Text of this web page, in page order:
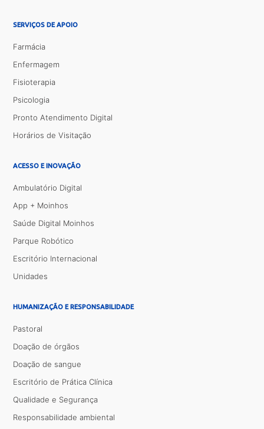
SERVIÇOS DE APOIO
Farmácia
Enfermagem
Fisioterapia
Psicologia
Pronto Atendimento Digital
Horários de Visitação
ACESSO E INOVAÇÃO
Ambulatório Digital
App + Moinhos
Saúde Digital Moinhos
Parque Robótico
Escritório Internacional
Unidades
HUMANIZAÇÃO E RESPONSABILIDADE
Pastoral
Doação de órgãos
Doação de sangue
Escritório de Prática Clínica
Qualidade e Segurança
Responsabilidade ambiental